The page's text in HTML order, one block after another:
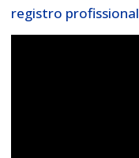
registro profissional